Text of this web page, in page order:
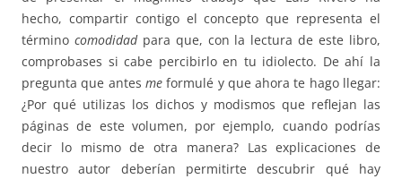
hecho, compartir contigo el concepto que representa el
término comodidad para que, con la lectura de este libro,
comprobases si cabe percibirlo en tu idiolecto. De ahí la
pregunta que antes meformulé y que ahora te hago llegar:
¿Por qué utilizas los dichos y modismos que reflejan las
páginas de este volumen, por ejemplo, cuando podrías
decir lo mismo de otra manera? Las explicaciones de
nuestro autor deberían permitirte descubrir qué hay